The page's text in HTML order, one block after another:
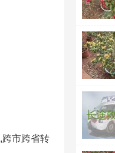
市跨省转